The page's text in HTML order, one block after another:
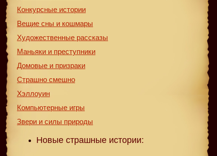
Конкурсные истории
Вещие сны и кошмары
Художественные рассказы
Маньяки и преступники
Домовые и призраки
Страшно смешно
Хэллоуин
Компьютерные игры
Звери и силы природы
Новые страшные истории: